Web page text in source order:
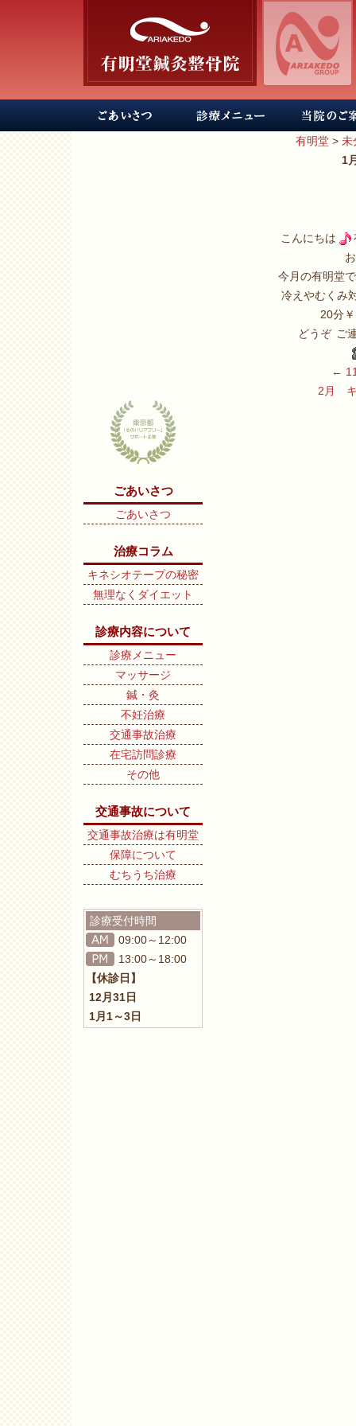
有明堂 > 未
1
こんにちは
今月の有明堂
冷えやむくみ
20分
どうぞ ご
←
2月 キ
ごあいさつ
ごあいさつ
治療コラム
キネシオテープの秘密
無理なくダイエット
診療内容について
診療メニュー
マッサージ
鍼・灸
不妊治療
交通事故治療
在宅訪問診療
その他
交通事故について
交通事故治療は有明堂
保障について
むちうち治療
診療受付時間
09:00～12:00
13:00～18:00
【休診日】
12月31日
1月1～3日